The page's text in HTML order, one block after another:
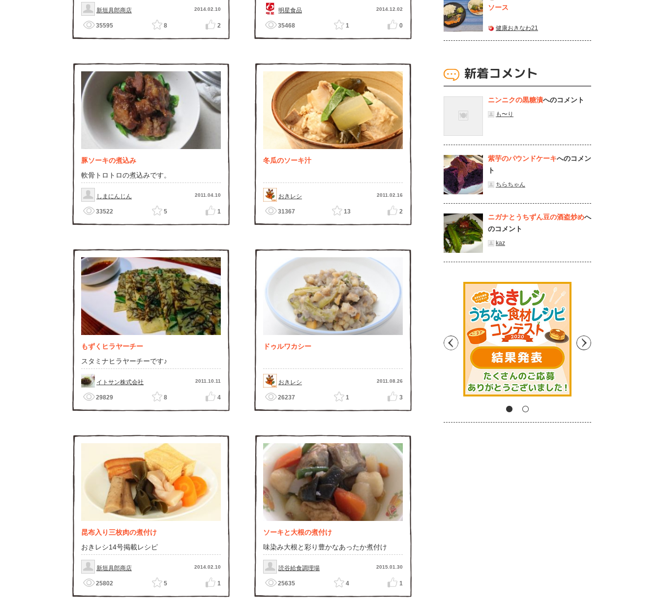
新垣具郎商店 2014.02.10
35595 8 2
明星食品 2014.12.02
35468 1 0
豚ソーキの煮込み
軟骨トロトロの煮込みです。
しまにんじん 2011.04.10
33522 5 1
冬瓜のソーキ汁
おきレシ 2011.02.16
31367 13 2
もずくヒラヤーチー
スタミナヒラヤーチーです♪
イトサン株式会社 2011.10.11
29829 8 4
ドゥルワカシー
おきレシ 2011.08.26
26237 1 3
昆布入り三枚肉の煮付け
おきレシ14号掲載レシピ
新垣具郎商店 2014.02.10
25802 5 1
ソーキと大根の煮付け
味染み大根と彩り豊かなあったか煮付け
読谷給食調理場 2015.01.30
25635 4 1
ソース
健康おきなわ21
新着コメント
ニンニクの黒糖漬へのコメント
も〜り
紫芋のパウンドケーキへのコメン
ト
ちらちゃん
ニガナとうちずん豆の酒盗炒めへ
のコメント
kaz